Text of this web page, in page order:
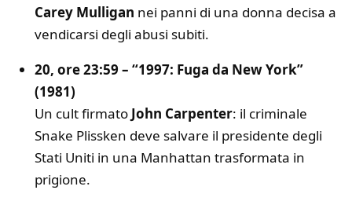
Carey Mulligan nei panni di una donna decisa a
vendicarsi degli abusi subiti.
20, ore 23:59 – “1997: Fuga da New York”
(1981)
Un cult firmato John Carpenter: il criminale
Snake Plissken deve salvare il presidente degli
Stati Uniti in una Manhattan trasformata in
prigione.